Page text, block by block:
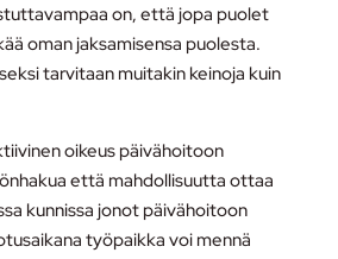
on, että jopa puolet
oman jaksamisensa puolesta.
tarvitaan muitakin keinoja kuin
oikeus päivähoitoon
että mahdollisuutta ottaa
kunnissa jonot päivähoitoon
työpaikka voi mennä